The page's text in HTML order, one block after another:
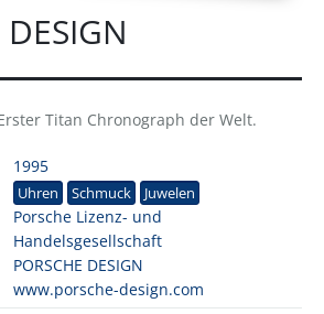
Erster Titan Chronograph der Welt.
1995
Uhren Schmuck Juwelen
Porsche Lizenz- und
Handelsgesellschaft
PORSCHE DESIGN
www.porsche-design.com